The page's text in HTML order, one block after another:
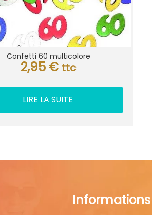
Confetti 60 multicolore
2,95 € ttc
LIRE LA SUITE
Informations